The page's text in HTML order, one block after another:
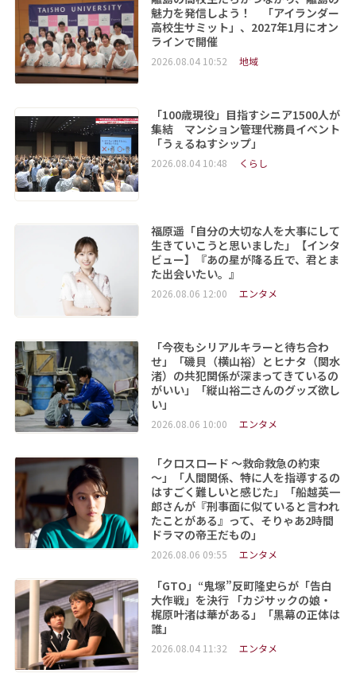
魅力を発信しよう！ 「アイランダー
高校生サミット」、2027年1月にオン
ラインで開催
2026.08.04 10:52 地域
「100歳現役」目指すシニア1500人が
集結 マンション管理代務員イベント
「うぇるねすシップ」
2026.08.04 10:48 くらし
福原遥「自分の大切な人を大事にして
生きていこうと思いました」【インタ
ビュー】『あの星が降る丘で、君とま
た出会いたい。』
2026.08.06 12:00 エンタメ
「今夜もシリアルキラーと待ち合わ
せ」「磯貝（横山裕）とヒナタ（関水
渚）の共犯関係が深まってきているの
がいい」「縦山裕二さんのグッズ欲し
い」
2026.08.06 10:00 エンタメ
「クロスロード ～救命救急の約束
～」「人間関係、特に人を指導するの
はすごく難しいと感じた」「船越英一
郎さんが『刑事面に似ていると言われ
たことがある』って、そりゃあ2時間
ドラマの帝王だもの」
2026.08.06 09:55 エンタメ
「GTO」“鬼塚”反町隆史らが「告白
大作戦」を決行 「カジサックの娘・
梶原叶渚は華がある」「黒幕の正体は
誰」
2026.08.04 11:32 エンタメ